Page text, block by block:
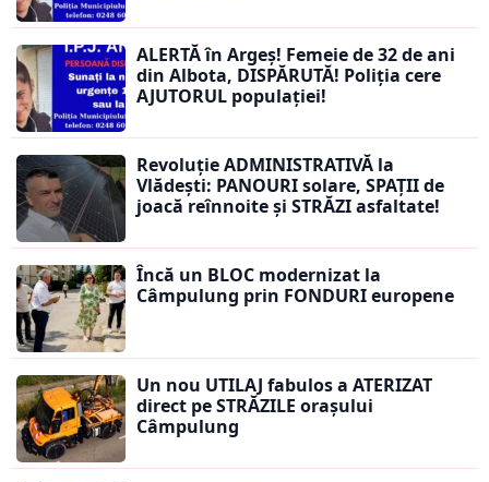
ALERTĂ în Argeș! Femeie de 32 de ani
din Albota, DISPĂRUTĂ! Poliția cere
AJUTORUL populației!
Revoluție ADMINISTRATIVĂ la
Vlădești: PANOURI solare, SPAȚII de
joacă reînnoite și STRĂZI asfaltate!
Încă un BLOC modernizat la
Câmpulung prin FONDURI europene
Un nou UTILAJ fabulos a ATERIZAT
direct pe STRĂZILE orașului
Câmpulung